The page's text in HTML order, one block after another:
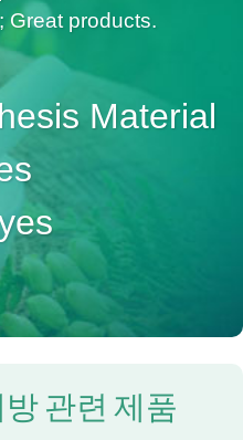
Great products.
Material
관련 제품